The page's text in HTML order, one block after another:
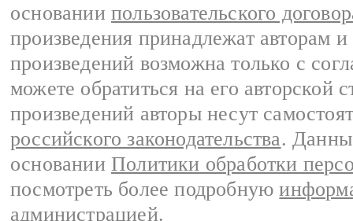
основании пользовательского
произведения принадлежат авторам
произведений возможна только с
можете обратиться на его авторской
произведений авторы несут
российского законодательства.
основании Политики обработки
посмотреть более подробную
администрацией.